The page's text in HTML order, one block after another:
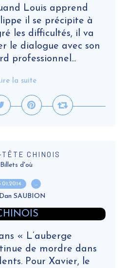
Louis apprend
il se précipite à
les difficultés, il va
le dialogue avec son
professionnel...
la suite
CHINOIS
Billets d'où
…
SAUBION
« L’auberge
de mordre dans
Pour Xavier, le